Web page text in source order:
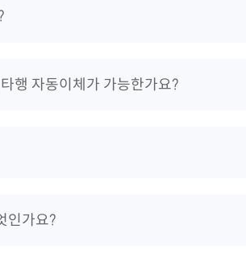
행 자동이체가 가능한가요?
인가요?